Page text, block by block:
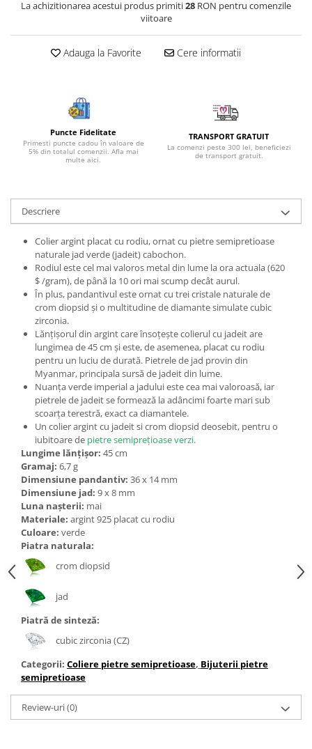
Bijuterii onix
Bijuterii opal
Bijuterii peridot
Bijuterii piatra lunii
Bijuterii piatra soarelui
Bijuterii rodocrozit
Bijuterii rubin
Bijuterii sidef si abalone
Bijuterii smarald
Bijuterii sodalit
Bijuterii spinel
Bijuterii tanzanit
Bijuterii topaz
Bijuterii turcoaz
Bijuterii turmaline
Bijuterii morganit
La achizitionarea acestui produs primiti28 RON pentru comenzile
viitoare
Adauga la Favorite Cere informatii
Puncte Fidelitate
Primesti puncte cadou în valoare de
5% din totalul comenzii. Afla mai
multe aici.
TRANSPORT GRATUIT
La comenzi peste 300 lei, beneficiezi
de transport gratuit.
Descriere
Colier argint placat cu rodiu, ornat cu pietre semipretioase
naturale jad verde (jadeit) cabochon.
Rodiul este cel mai valoros metal din lume la ora actuala (620
$ /gram), de până la 10 ori mai scump decât aurul.
În plus, pandantivul este ornat cu trei cristale naturale de
crom diopsid și o multitudine de diamante simulate cubic
zirconia.
Lănțișorul din argint care însoțește colierul cu jadeit are
lungimea de 45 cm și este, de asemenea, placat cu rodiu
pentru un luciu de durată. Pietrele de jad provin din
Myanmar, principala sursă de jadeit din lume.
Nuanța verde imperial a jadului este cea mai valoroasă, iar
pietrele de jadeit se formează la adâncimi foarte mari sub
scoarța terestră, exact ca diamantele.
Un colier argint cu jadeit si crom diopsid deosebit, pentru o
iubitoare de pietre semiprețioase verzi.
Lungime lănțișor: 45 cm
Gramaj: 6,7 g
Dimensiune pandantiv: 36 x 14 mm
Dimensiune jad: 9 x 8 mm
Luna nașterii: mai
Materiale: argint 925 placat cu rodiu
Culoare: verde
Piatra naturala:
crom diopsid
jad
Piatră de sinteză:
cubic zirconia (CZ)
Categorii: Coliere pietre semipretioase, Bijuterii pietre
semipretioase
Review-uri(0)